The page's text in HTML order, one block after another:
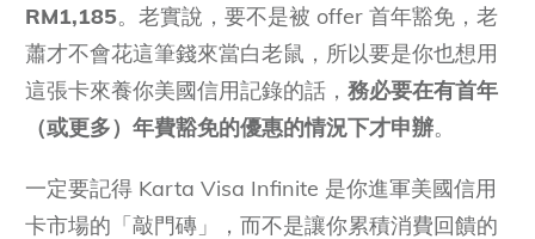
RM1,185。老實說，要不是被 offer 首年豁免，老
蕭才不會花這筆錢來當白老鼠，所以要是你也想用
這張卡來養你美國信用記錄的話， 務必要在有首年
（或更多）年費豁免的優惠的情況下才申辦。
一定要記得 Karta Visa Infinite 是你進軍美國信用
卡市場的「敲門磚」，而不是讓你累積消費回饋的